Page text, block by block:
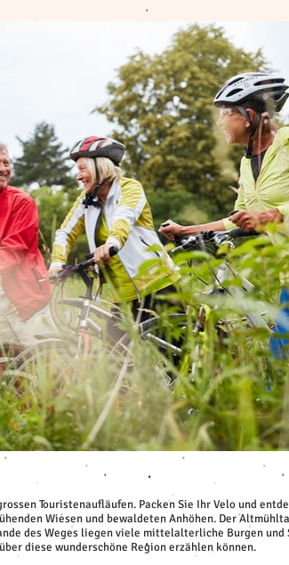
Touristenaufläufen. Packen Sie Ihr Velo und
Wiesen und bewaldeten Anhöhen. Der
des Weges liegen viele mittelalterliche Burgen
diese wunderschöne Region erzählen können.